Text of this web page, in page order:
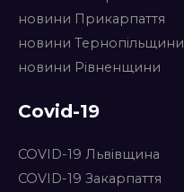
новини Прикарпаття
новини Тернопільщини
новини Рівненщини
Covid-19
COVID-19 Львівщина
COVID-19 Закарпаття